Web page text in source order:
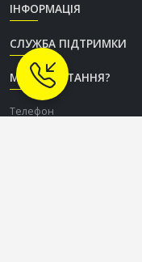
ІНФОРМАЦІЯ
СЛУЖБА ПІДТРИМКИ
МАЄТЕ ПИТАННЯ?
Телефон